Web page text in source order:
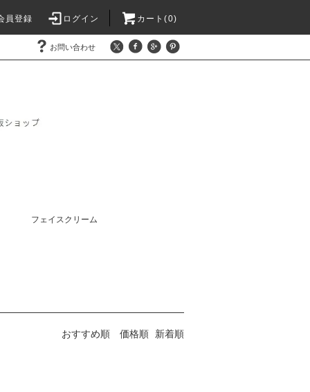
員登録 ログイン カート(0)
お問い合わせ
フェイスクリーム
おすすめ順 価格順 新着順